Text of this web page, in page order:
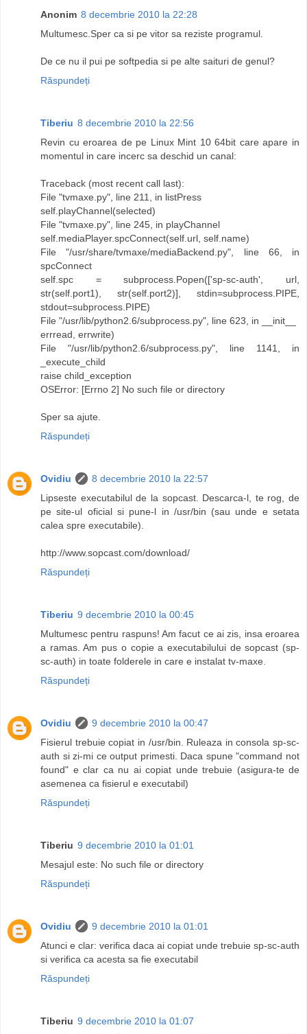
Anonim 8 decembrie 2010 la 22:28
Multumesc.Sper ca si pe vitor sa reziste programul.
De ce nu il pui pe softpedia si pe alte saituri de genul?
Răspundeți
Tiberiu 8 decembrie 2010 la 22:56
Revin cu eroarea de pe Linux Mint 10 64bit care apare in
momentul in care incerc sa deschid un canal:
Traceback (most recent call last):
File "tvmaxe.py", line 211, in listPress
self.playChannel(selected)
File "tvmaxe.py", line 245, in playChannel
self.mediaPlayer.spcConnect(self.url, self.name)
File "/usr/share/tvmaxe/mediaBackend.py", line 66, in
spcConnect
self.spc = subprocess.Popen(['sp-sc-auth', url,
str(self.port1), str(self.port2)], stdin=subprocess.PIPE,
stdout=subprocess.PIPE)
File "/usr/lib/python2.6/subprocess.py", line 623, in __init__
errread, errwrite)
File "/usr/lib/python2.6/subprocess.py", line 1141, in
_execute_child
raise child_exception
OSError: [Errno 2] No such file or directory
Sper sa ajute.
Răspundeți
Ovidiu
8 decembrie 2010 la 22:57
Lipseste executabilul de la sopcast. Descarca-l, te rog, de
pe site-ul oficial si pune-l in /usr/bin (sau unde e setata
calea spre executabile).
http://www.sopcast.com/download/
Răspundeți
Tiberiu 9 decembrie 2010 la 00:45
Multumesc pentru raspuns! Am facut ce ai zis, insa eroarea
a ramas. Am pus o copie a executabilului de sopcast (sp-
sc-auth) in toate folderele in care e instalat tv-maxe.
Răspundeți
Ovidiu
9 decembrie 2010 la 00:47
Fisierul trebuie copiat in /usr/bin. Ruleaza in consola sp-sc-
auth si zi-mi ce output primesti. Daca spune "command not
found" e clar ca nu ai copiat unde trebuie (asigura-te de
asemenea ca fisierul e executabil)
Răspundeți
Tiberiu 9 decembrie 2010 la 01:01
Mesajul este: No such file or directory
Răspundeți
Ovidiu
9 decembrie 2010 la 01:01
Atunci e clar: verifica daca ai copiat unde trebuie sp-sc-auth
si verifica ca acesta sa fie executabil
Răspundeți
Tiberiu 9 decembrie 2010 la 01:07